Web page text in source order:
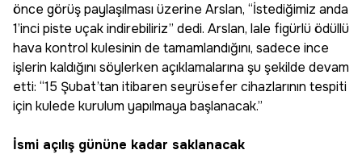
önce görüş paylaşılması üzerine Arslan, “İstediğimiz anda
1’inci piste uçak indirebiliriz” dedi. Arslan, lale figürlü ödüllü
hava kontrol kulesinin de tamamlandığını, sadece ince
işlerin kaldığını söylerken açıklamalarına şu şekilde devam
etti: “15 Şubat’tan itibaren seyrüsefer cihazlarının tespiti
için kulede kurulum yapılmaya başlanacak.”
İsmi açılış gününe kadar saklanacak